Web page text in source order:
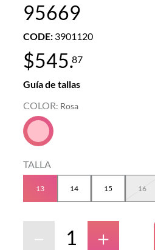
95669
CODE: 3901120
$545.87
Guía de tallas
COLOR: Rosa
TALLA
13 14 15 16
＋
－